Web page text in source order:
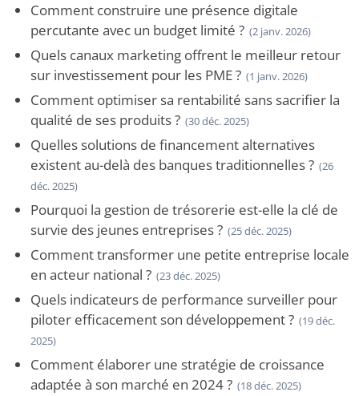
Comment construire une présence digitale
percutante avec un budget limité ? (2 janv. 2026)
Quels canaux marketing offrent le meilleur retour
sur investissement pour les PME ? (1 janv. 2026)
Comment optimiser sa rentabilité sans sacrifier la
qualité de ses produits ? (30 déc. 2025)
Quelles solutions de financement alternatives
existent au-delà des banques traditionnelles ? (26
déc. 2025)
Pourquoi la gestion de trésorerie est-elle la clé de
survie des jeunes entreprises ? (25 déc. 2025)
Comment transformer une petite entreprise locale
en acteur national ? (23 déc. 2025)
Quels indicateurs de performance surveiller pour
piloter efficacement son développement ? (19 déc.
2025)
Comment élaborer une stratégie de croissance
adaptée à son marché en 2024 ? (18 déc. 2025)